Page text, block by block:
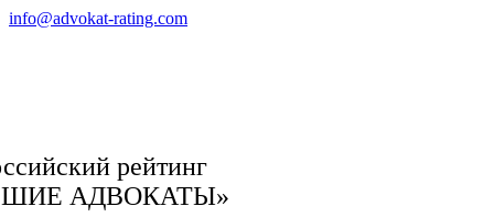
info@advokat-rating.com
рейтинг
АДВОКАТЫ»